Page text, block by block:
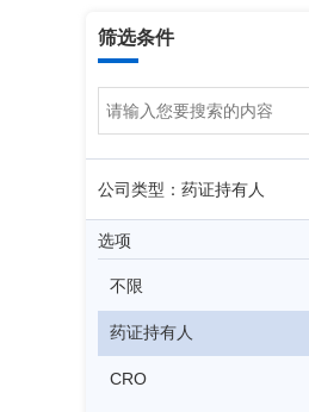
筛选条件
公司类型：药证持有人
选项
不限
药证持有人
CRO